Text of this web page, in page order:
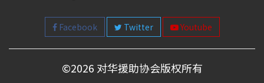
Facebook Twitter Youtube
©2026 对华援助协会版权所有